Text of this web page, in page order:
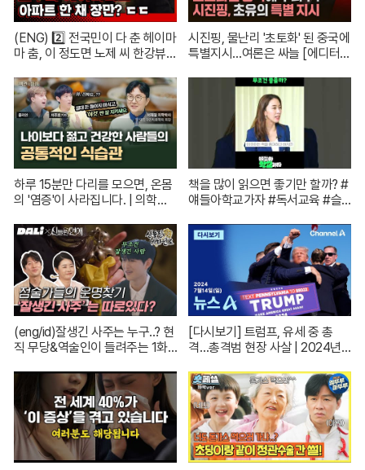
(ENG) 2️⃣ 전국민이 다 춘 헤이마
마 춤, 이 정도면 노제 씨 한강뷰
(순수한 궁금증) / [문명특급 EP.2
22-2]
시진핑, 물난리 '초토화' 된 중국에
특별지시…여론은 싸늘 [에디터
하루 15분만 다리를 모으면, 온몸
의 '염증'이 사라집니다. | 의학박
자 [백년의 아침 1화 FULL]
책을 많이 읽으면 좋기만 할까? #
얘들아학교가자 #독서교육 #슬
(eng/id)잘생긴 사주는 누구..? 현
직 무당&역술인이 들려주는 1화
01
[다시보기] 트럼프, 유세 중 총
격…총격범 현장 사살 | 2024년 7